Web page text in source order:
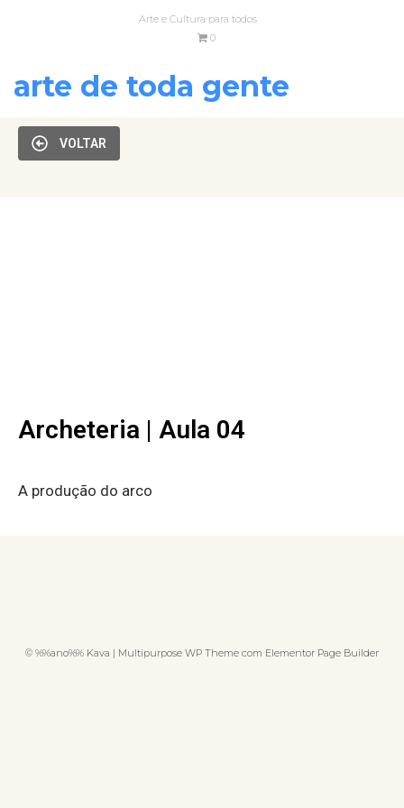
Arte e Cultura para todos
0
arte de toda gente
VOLTAR
Archeteria | Aula 04
A produção do arco
© %%ano%% Kava | Multipurpose WP Theme com Elementor Page Builder